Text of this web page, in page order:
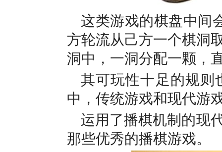
这类游戏的棋盘中间
方轮流从己方一个棋洞
洞中，一洞分配一颗，
其可玩性十足的规则
中，传统游戏和现代游
运用了播棋机制的现
那些优秀的播棋游戏。